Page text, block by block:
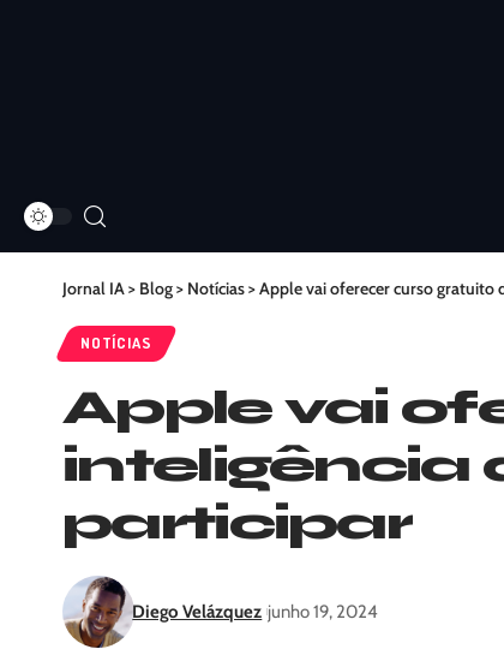
Jornal IA> Blog> Notícias>Apple vai oferecer curso gratuito
NOTÍCIAS
Apple vai
inteligência
participar
Diego Velázquez junho 19, 2024